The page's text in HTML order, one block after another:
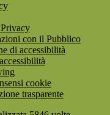
con il Pubblico
di accessibilità
cookie
trasparente